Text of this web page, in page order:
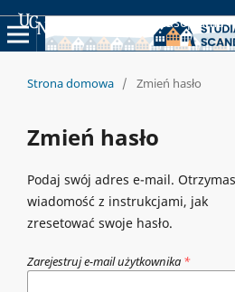
Uniwersyteckie Czasopisma
Strona domowa / Zmień hasło
Zmień hasło
Podaj swój adres e-mail.
wiadomość z instrukcjami, jak
zresetować swoje hasło.
Zarejestruj e-mail użytkownika *